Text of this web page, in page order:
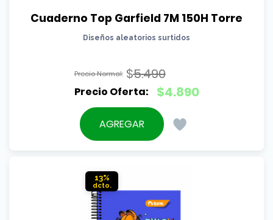
Cuaderno Top Garfield 7M 150H Torre
Diseños aleatorios surtidos
$5.490
El
precio
original
$4.890
El
precio
actual
AGREGAR
13%